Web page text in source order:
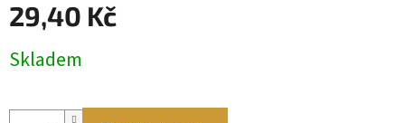
29,40 Kč
cena:
Skladem